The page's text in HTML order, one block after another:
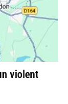
violent